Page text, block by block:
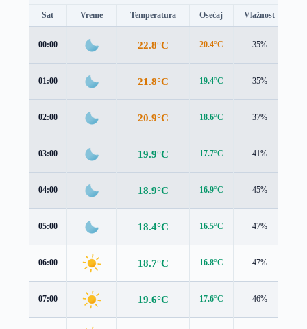
Sat Vreme Temperatura Osećaj Vlažnost
00:00 22.8°C 20.4°C 35%
01:00 21.8°C 19.4°C 35%
02:00 20.9°C 18.6°C 37%
03:00 19.9°C 17.7°C 41%
04:00 18.9°C 16.9°C 45%
05:00 18.4°C 16.5°C 47%
06:00 18.7°C 16.8°C 47%
07:00 19.6°C 17.6°C 46%